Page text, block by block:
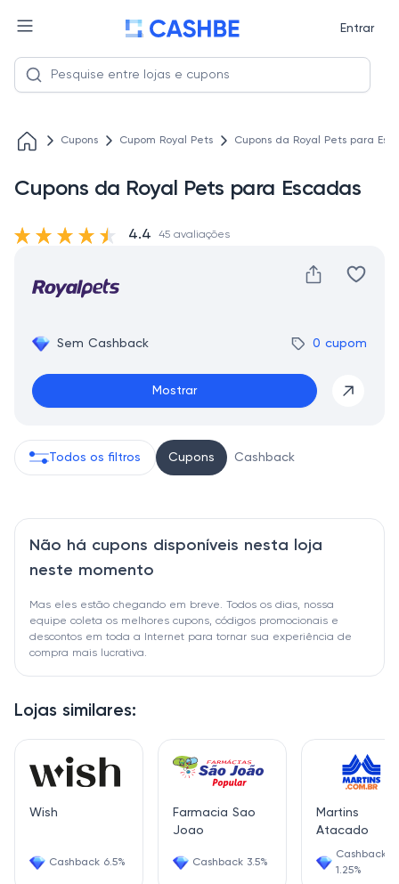
Entrar
Cupons Cupom Royal Pets Cupons da Royal Pets para
Cupons da Royal Pets para Escadas
Sem Cashback 0 cupom
Mostrar
4.4 45 avaliações
Lojas similares:
Wish
Cashback 6.5%
Farmacia Sao
Joao
Cashback 3.5%
Martins
Atacado
Cashback
1.25%
Todos os filtros Cupons Cashback
Não há cupons disponíveis nesta loja
neste momento
Mas eles estão chegando em breve. Todos os dias, nossa
equipe coleta os melhores cupons, códigos promocionais e
descontos em toda a Internet para tornar sua experiência de
compra mais lucrativa.